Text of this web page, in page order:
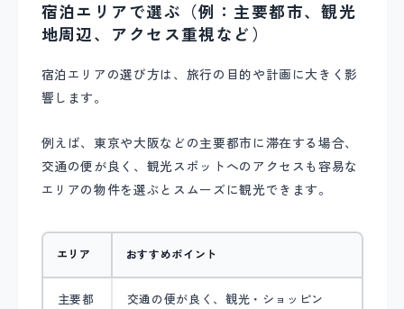
宿泊エリアで選ぶ（例：主要都市、観光
地周辺、アクセス重視など）
宿泊エリアの選び方は、旅行の目的や計画に大きく影
響します。
例えば、東京や大阪などの主要都市に滞在する場合、
交通の便が良く、観光スポットへのアクセスも容易な
エリアの物件を選ぶとスムーズに観光できます。
エリア おすすめポイント
主要都
交通の便が良く、観光・ショッピン